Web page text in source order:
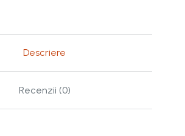
Descriere
Recenzii (0)